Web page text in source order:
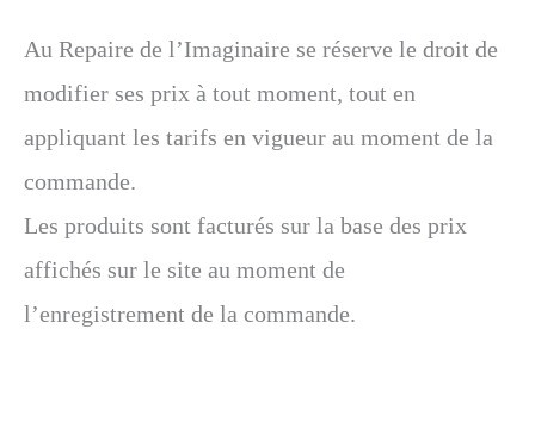
Au Repaire de l’Imaginaire se réserve le droit de
modifier ses prix à tout moment, tout en
appliquant les tarifs en vigueur au moment de la
commande.
Les produits sont facturés sur la base des prix
affichés sur le site au moment de
l’enregistrement de la commande.